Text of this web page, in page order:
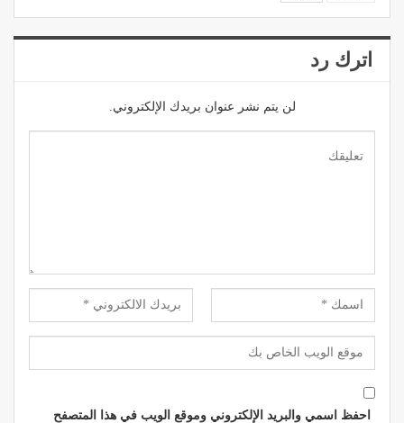
اترك رد
لن يتم نشر عنوان بريدك الإلكتروني.
احفظ اسمي والبريد الإلكتروني وموقع الويب في هذا المتصفح